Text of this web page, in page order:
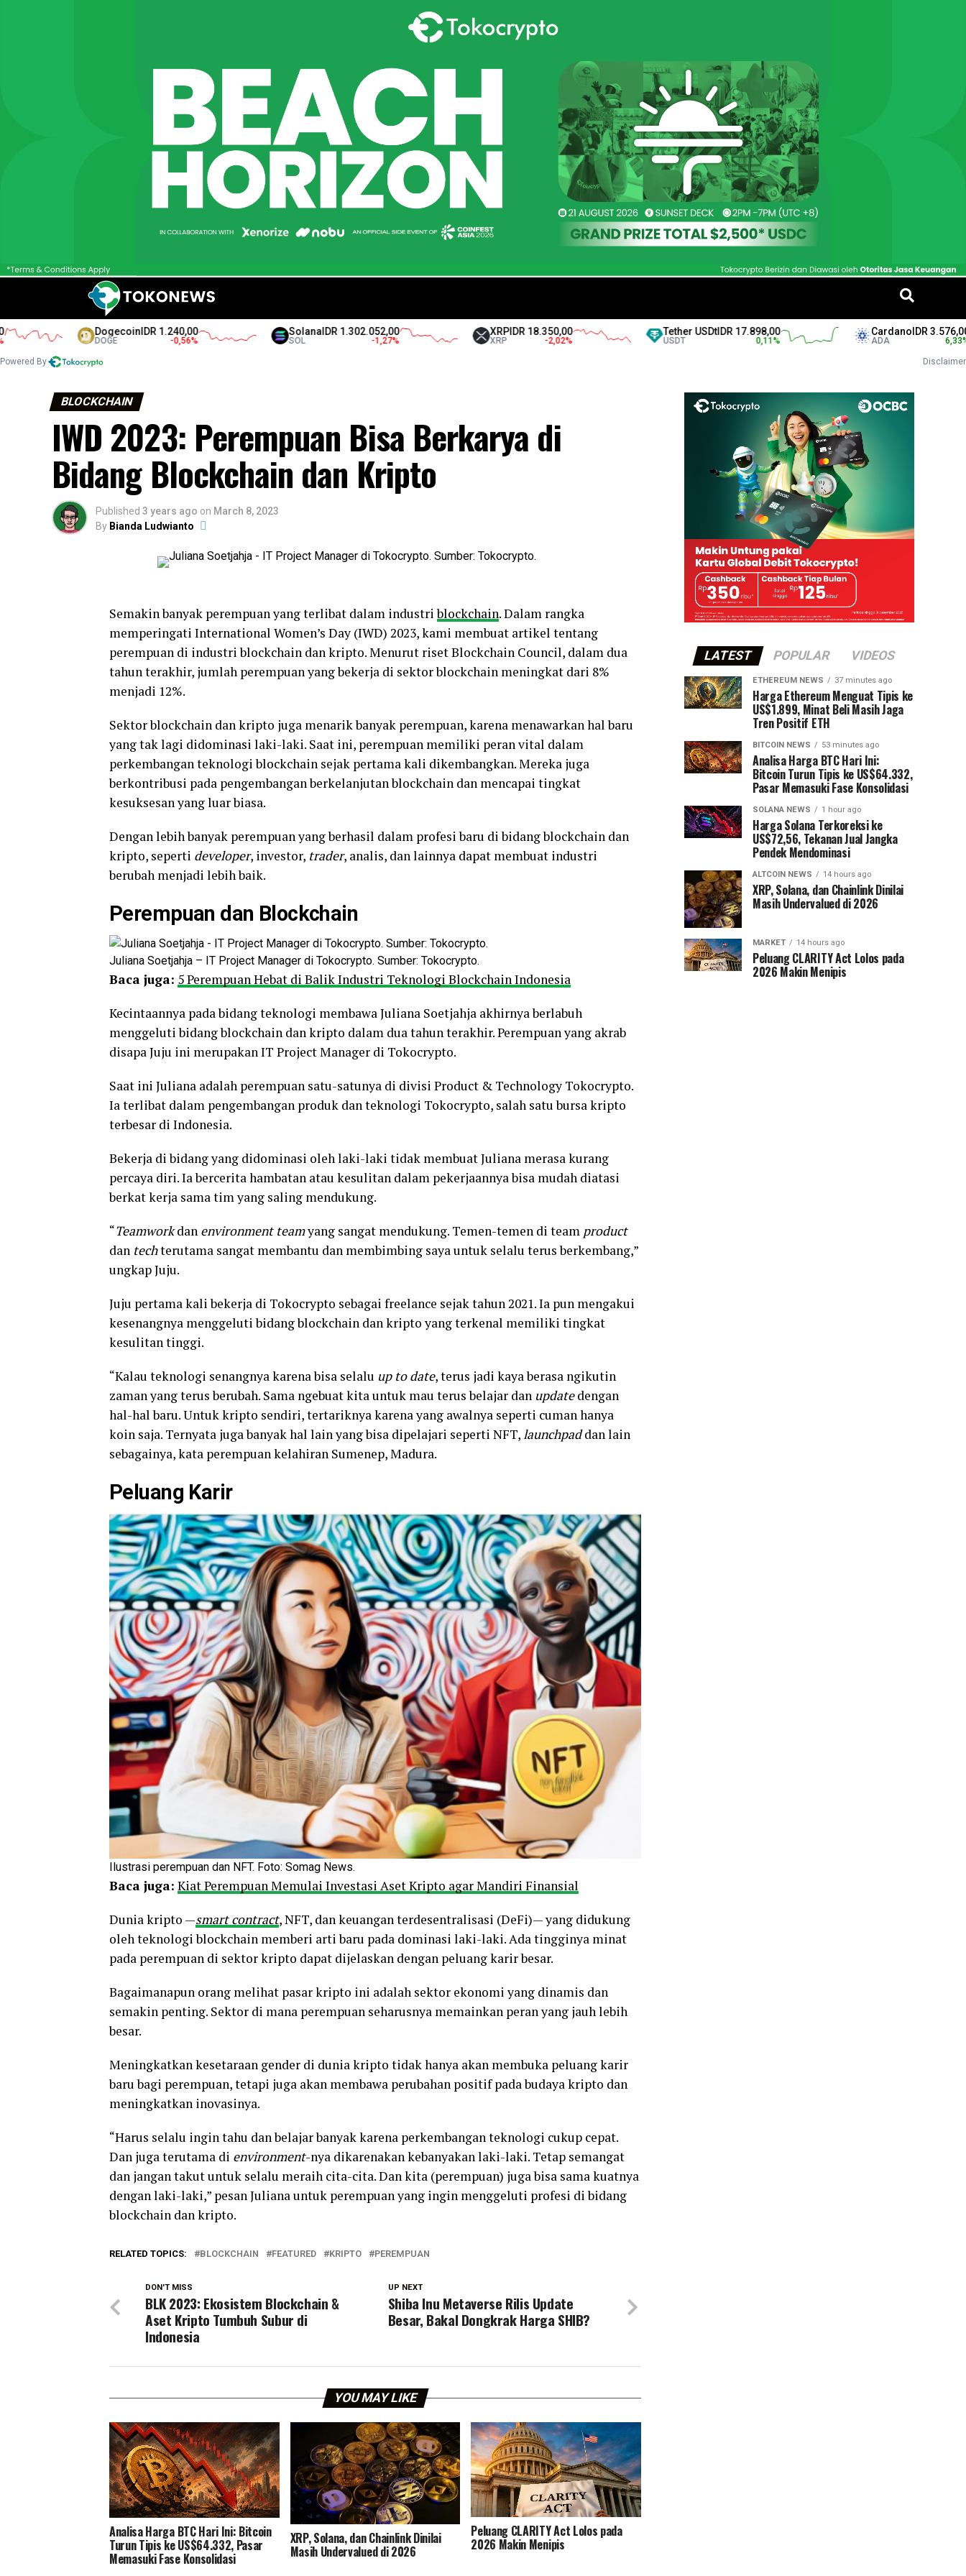
DogecoinIDR 1.240,00
DOGE
SolanaIDR 1.302.052,00
SOL
IDR 18.350,00
XRP -2,02
Tether USDtIDR 17.898,00
USDT
CardanoIDR 3.576,00
ADA
Powered By Disclaimer
BLOCKCHAIN
IWD 2023: Perempuan Bisa Berkarya di
Bidang Blockchain dan Kripto
Published 3 years ago on March 8, 2023
By Bianda Ludwianto
Semakin banyak perempuan yang terlibat dalam industriblockchain. Dalam rangka
memperingati International Women’s Day (IWD) 2023, kami membuat artikel tentang
perempuan di industri blockchain dan kripto. Menurut riset Blockchain Council, dalam dua
tahun terakhir, jumlah perempuan yang bekerja di sektor blockchain meningkat dari 8%
menjadi 12%.
Sektor blockchain dan kripto juga menarik banyak perempuan, karena menawarkan hal baru
yang tak lagi didominasi laki-laki. Saat ini, perempuan memiliki peran vital dalam
perkembangan teknologi blockchain sejak pertama kali dikembangkan. Mereka juga
berkontribusi pada pengembangan berkelanjutan blockchain dan mencapai tingkat
kesuksesan yang luar biasa.
Dengan lebih banyak perempuan yang berhasil dalam profesi baru di bidang blockchain dan
kripto, seperti developer, investor, trader, analis, dan lainnya dapat membuat industri
berubah menjadi lebih baik.
Perempuan dan Blockchain
Juliana Soetjahja – IT Project Manager di Tokocrypto. Sumber: Tokocrypto.
Baca juga: 5 Perempuan Hebat di Balik Industri Teknologi Blockchain Indonesia
Kecintaannya pada bidang teknologi membawa Juliana Soetjahja akhirnya berlabuh
menggeluti bidang blockchain dan kripto dalam dua tahun terakhir. Perempuan yang akrab
disapa Juju ini merupakan IT Project Manager di Tokocrypto.
Saat ini Juliana adalah perempuan satu-satunya di divisi Product & Technology Tokocrypto.
Ia terlibat dalam pengembangan produk dan teknologi Tokocrypto, salah satu bursa kripto
terbesar di Indonesia.
Bekerja di bidang yang didominasi oleh laki-laki tidak membuat Juliana merasa kurang
percaya diri. Ia bercerita hambatan atau kesulitan dalam pekerjaannya bisa mudah diatasi
berkat kerja sama tim yang saling mendukung.
“Teamworkdan environment teamyang sangat mendukung. Temen-temen di team product
dan techterutama sangat membantu dan membimbing saya untuk selalu terus berkembang,”
ungkap Juju.
Juju pertama kali bekerja di Tokocrypto sebagai freelance sejak tahun 2021. Ia pun mengakui
kesenangnya menggeluti bidang blockchain dan kripto yang terkenal memiliki tingkat
kesulitan tinggi.
“Kalau teknologi senangnya karena bisa selalu up to date, terus jadi kaya berasa ngikutin
zaman yang terus berubah. Sama ngebuat kita untuk mau terus belajar dan updatedengan
hal-hal baru. Untuk kripto sendiri, tertariknya karena yang awalnya seperti cuman hanya
koin saja. Ternyata juga banyak hal lain yang bisa dipelajari seperti NFT,launchpaddan lain
sebagainya, kata perempuan kelahiran Sumenep, Madura.
Peluang Karir
Ilustrasi perempuan dan NFT. Foto: Somag News.
Baca juga: Kiat Perempuan Memulai Investasi Aset Kripto agar Mandiri Finansial
Dunia kripto —smart contract, NFT, dan keuangan terdesentralisasi (DeFi)— yang didukung
oleh teknologi blockchain memberi arti baru pada dominasi laki-laki. Ada tingginya minat
pada perempuan di sektor kripto dapat dijelaskan dengan peluang karir besar.
Bagaimanapun orang melihat pasar kripto ini adalah sektor ekonomi yang dinamis dan
semakin penting. Sektor di mana perempuan seharusnya memainkan peran yang jauh lebih
besar.
Meningkatkan kesetaraan gender di dunia kripto tidak hanya akan membuka peluang karir
baru bagi perempuan, tetapi juga akan membawa perubahan positif pada budaya kripto dan
meningkatkan inovasinya.
“Harus selalu ingin tahu dan belajar banyak karena perkembangan teknologi cukup cepat.
Dan juga terutama di environment-nya dikarenakan kebanyakan laki-laki. Tetap semangat
dan jangan takut untuk selalu meraih cita-cita. Dan kita (perempuan) juga bisa sama kuatnya
dengan laki-laki,” pesan Juliana untuk perempuan yang ingin menggeluti profesi di bidang
blockchain dan kripto.
RELATED TOPICS: BLOCKCHAIN FEATURED KRIPTO PEREMPUAN
UP NEXT
Shiba Inu Metaverse Rilis Update
Besar, Bakal Dongkrak Harga SHIB?
DON'T MISS
BLK 2023: Ekosistem Blockchain &
Aset Kripto Tumbuh Subur di
Indonesia
YOU MAY LIKE
Analisa Harga BTC Hari Ini: Bitcoin
Turun Tipis ke US$64.332, Pasar
Memasuki Fase Konsolidasi
XRP, Solana, dan Chainlink Dinilai
Masih Undervalued di 2026
Peluang CLARITY Act Lolos pada
2026 Makin Menipis
LATEST POPULAR VIDEOS
ETHEREUM NEWS 37 minutes ago
Harga Ethereum Menguat Tipis ke
US$1.899, Minat Beli Masih Jaga
Tren Positif ETH
BITCOIN NEWS 53 minutes ago
Analisa Harga BTC Hari Ini:
Bitcoin Turun Tipis ke US$64.332,
Pasar Memasuki Fase Konsolidasi
SOLANA NEWS 1 hour ago
Harga Solana Terkoreksi ke
US$72,56, Tekanan Jual Jangka
Pendek Mendominasi
ALTCOIN NEWS 14 hours ago
XRP, Solana, dan Chainlink Dinilai
Masih Undervalued di 2026
MARKET 14 hours ago
Peluang CLARITY Act Lolos pada
2026 Makin Menipis